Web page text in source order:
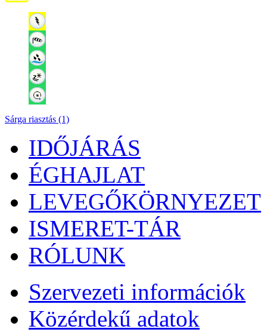
Sárga riasztás (1)
IDŐJÁRÁS
ÉGHAJLAT
LEVEGŐKÖRNYEZET
ISMERET-TÁR
RÓLUNK
Szervezeti információk
Közérdekű adatok